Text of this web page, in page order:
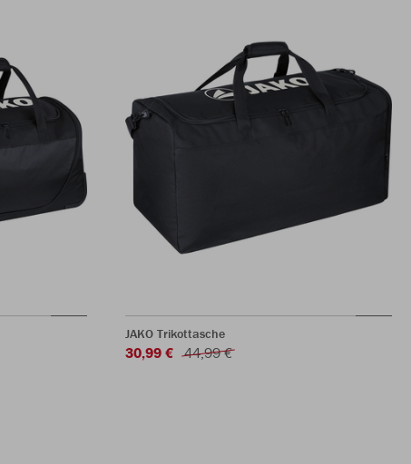
JAKO Trikottasche
30,99 € 44,99 €